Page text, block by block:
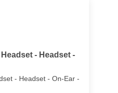
- Headset -
- Headset - On-Ear -